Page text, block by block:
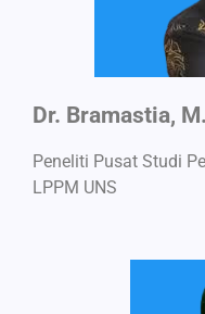
Dr. Bramastia,
Peneliti Pusat Studi
LPPM UNS